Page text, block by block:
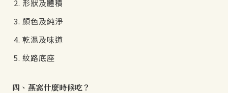
形狀及體積
顏色及純淨
乾濕及味道
紋路底座
四、燕窩什麼時候吃？